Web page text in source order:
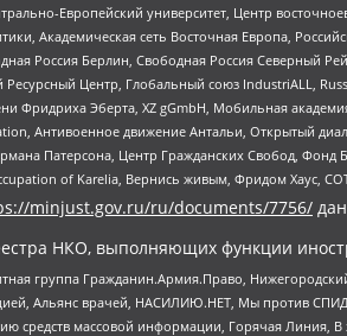
Европейский университет, Центр
Академическая сеть Восточная Европа,
Россия Берлин, Свободная Россия Северный
Ресурсный Центр, Глобальный союз IndustriALL,
Фридриха Эберта, XZ gGmbH, Мобильная
Антивоенное движение Антальи, Открытый
Патерсона, Центр Гражданских Свобод, Фонд
of Karelia, Вернись живым, Фридом Хаус,
minjust.gov.ru/ru/documents/7756/
НКО, выполняющих функции
группа Гражданин.Армия.Право,
Альянс врачей, НАСИЛИЮ.НЕТ, Мы против
средств массовой информации, Горячая